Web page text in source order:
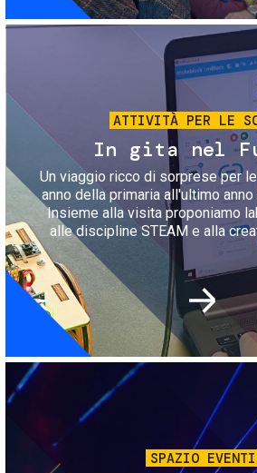
ATTIVITÀ PER LE
In gita nel
Un viaggio ricco di sorprese per
anno della primaria all'ultimo
Insieme alla visita proponiamo
alle discipline STEAM e alla
SPAZIO EVENTI